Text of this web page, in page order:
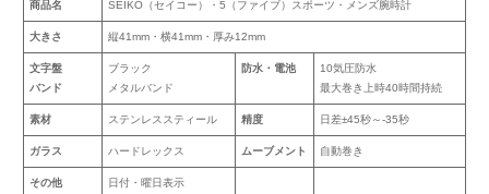
商品名 SEIKO（セイコー）・5（ファイブ）スポーツ・メンズ腕時計
大きさ 縦41mm・横41mm・厚み12mm
文字盤
バンド
ブラック
メタルバンド
防水・電池
10気圧防水
最大巻き上時40時間持続
素材 ステンレススティール 精度 日差±45秒～-35秒
ガラス ハードレックス ムーブメント 自動巻き
その他
日付・曜日表示